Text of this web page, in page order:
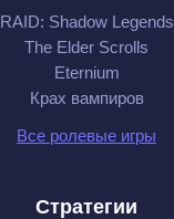
RAID: Shadow Legends
The Elder Scrolls
Eternium
Крах вампиров
Все ролевые игры
Стратегии